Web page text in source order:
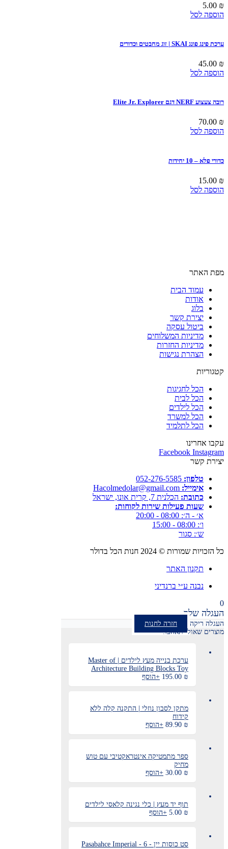
5.00 ₪
הוספה לסל
ערכת פינג פונג SKAI | זוג מחבטים וכדורים
45.00 ₪
הוספה לסל
רובה צעצוע NERF דגם Elite Jr. Explorer
70.00 ₪
הוספה לסל
כדורי פלא – 10 יחידות
15.00 ₪
הוספה לסל
מפת האתר
עמוד הבית
אודות
בלוג
יצירת קשר
ביטול עסקה
מדיניות המשלוחים
מדיניות החזרות
הצהרת נגישות
קטגוריות
הכל לחגיגות
הכל לבית
הכל לילדים
הכל למשרד
הכל לתלמיד
עקבו אחרינו
Facebook Instagram
יצירת קשר
טלפון: 052-276-5585⁩
אימייל: Hacolmedolar@gmail.com
כתובת: הכלנית 7, קרית אונו, ישראל
שעות פעילות שירות לקוחות:
א׳ - ה׳: 08:00 - 20:00
ו׳: 08:00 - 15:00
ש׳: סגור
כל הזכויות שמורות © 2024 חנות הכל בדולר
תקנון האתר
נבנה ע״י ברנדיני
0
העגלה שלך
העגלה ריקה
חזרה לחנות
מוצרים שאולי תאהבו:
ערכת בנייה מעץ לילדים | Master of
Architecture Building Blocks Toy
195.00 ₪
+הוסף
מתקן לסבון נוזלי | התקנה קלה ללא
קידוח
89.90 ₪
+הוסף
ספר מתמטיקה אינטראקטיבי עם טוש
מחיק
30.00 ₪
+הוסף
תוף יד מעץ | כלי נגינה קלאסי לילדים
5.00 ₪
+הוסף
סט כוסות יין - Pasabahce Imperial - 6